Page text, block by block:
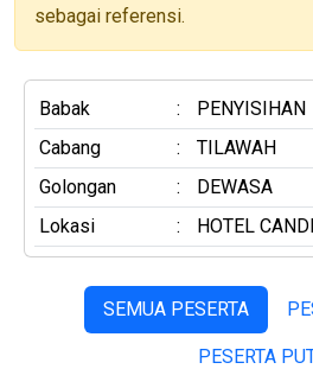
sebagai referensi.
Babak :
PENYISIHAN
Cabang
:
TILAWAH
Golongan
:
DEWASA
Lokasi
: HOTEL
SEMUA PESERTA
PESERTA